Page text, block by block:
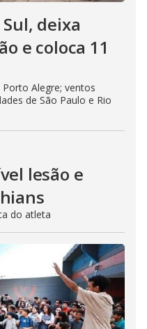
deixa
e coloca 11
Alegre; ventos
de São Paulo e Rio
lesão e
do atleta